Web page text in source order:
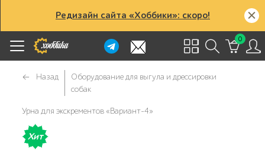
Редизайн сайта «Хоббики»: скоро!
0
Назад
Оборудование для выгула и дрессировки
собак
Урна для экскрементов «Вариант-4»
Хит